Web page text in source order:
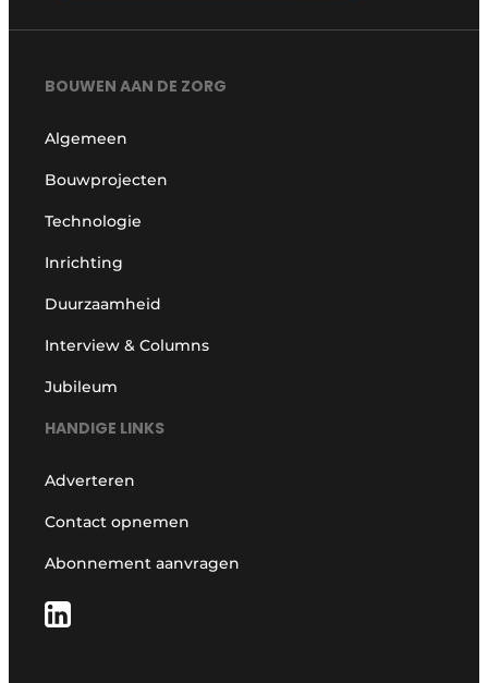
BOUWEN AAN DE ZORG
Algemeen
Bouwprojecten
Technologie
Inrichting
Duurzaamheid
Interview & Columns
Jubileum
HANDIGE LINKS
Adverteren
Contact opnemen
Abonnement aanvragen